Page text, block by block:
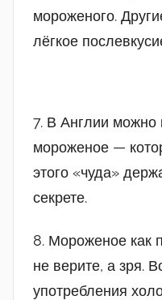
мороженого.
лёгкое
7. В Англии можно
мороженое —
этого «чуда»
секрете.
8. Мороженое как
не верите, а зря.
употребления